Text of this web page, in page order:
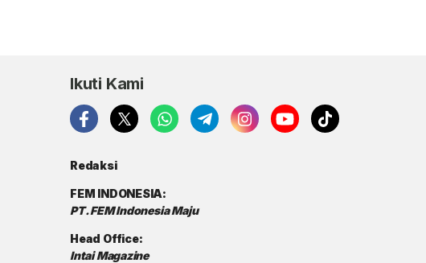
Ikuti Kami
Redaksi
FEM INDONESIA:
PT. FEM Indonesia Maju
Head Office:
Intai Magazine